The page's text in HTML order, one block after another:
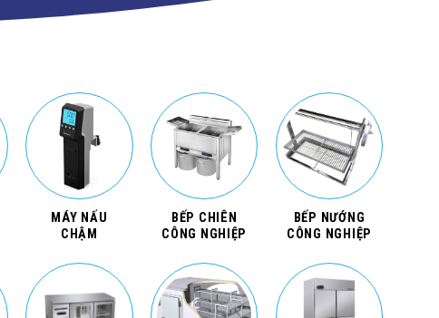
MÁY NẤU
CHẬM
BẾP CHIÊN
CÔNG NGHIỆP
BẾP NƯỚNG
CÔNG NGHIỆP